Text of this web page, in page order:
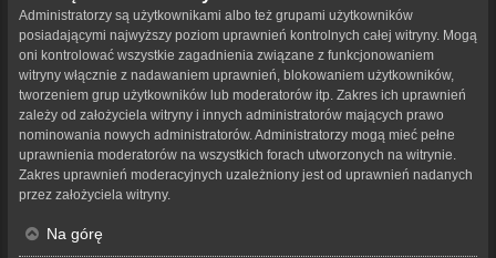
Administratorzy są użytkownikami albo też grupami użytkowników
posiadającymi najwyższy poziom uprawnień kontrolnych całej witryny. Mogą
oni kontrolować wszystkie zagadnienia związane z funkcjonowaniem
witryny włącznie z nadawaniem uprawnień, blokowaniem użytkowników,
tworzeniem grup użytkowników lub moderatorów itp. Zakres ich uprawnień
zależy od założyciela witryny i innych administratorów mających prawo
nominowania nowych administratorów. Administratorzy mogą mieć pełne
uprawnienia moderatorów na wszystkich forach utworzonych na witrynie.
Zakres uprawnień moderacyjnych uzależniony jest od uprawnień nadanych
przez założyciela witryny.
Na górę